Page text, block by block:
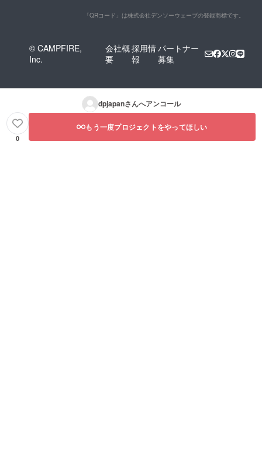
「QRコード」は株式会社デンソーウェーブの登録商標です。
© CAMPFIRE,
Inc.
会社概
要
採用情
報
パートナー
募集
dpjapanさんへアンコール
0
もう一度プロジェクトをやってほしい